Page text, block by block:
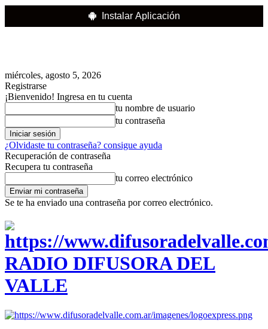
Instalar Aplicación
miércoles, agosto 5, 2026
Registrarse
¡Bienvenido! Ingresa en tu cuenta
tu nombre de usuario
tu contraseña
¿Olvidaste tu contraseña? consigue ayuda
Recuperación de contraseña
Recupera tu contraseña
tu correo electrónico
Se te ha enviado una contraseña por correo electrónico.
RADIO DIFUSORA DEL
VALLE